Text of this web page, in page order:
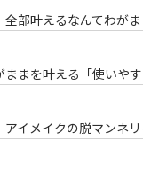
全部叶えるなんてわが
ままを叶える「使いや
アイメイクの脱マンネ